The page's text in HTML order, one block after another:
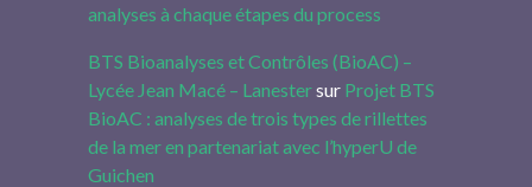
analyses à chaque étapes du process
BTS Bioanalyses et Contrôles (BioAC) –
Lycée Jean Macé – Lanestersur Projet BTS
BioAC : analyses de trois types de rillettes
de la mer en partenariat avec l’hyperU de
Guichen